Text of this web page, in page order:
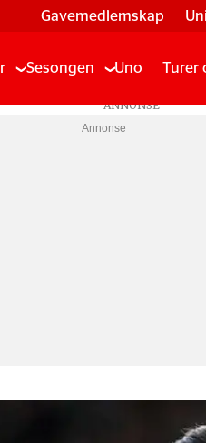
Gavemedlemskap
Sesongen Uno Turer
Annonse